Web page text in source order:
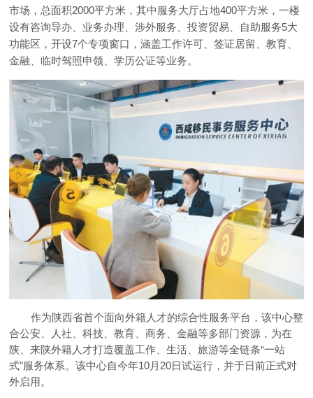
市场，总面积2000平方米，其中服务大厅占地400平方米，一楼
设有咨询导办、业务办理、涉外服务、投资贸易、自助服务5大
功能区，开设7个专项窗口，涵盖工作许可、签证居留、教育、
金融、临时驾照申领、学历公证等业务。
作为陕西省首个面向外籍人才的综合性服务平台，该中心整
合公安、人社、科技、教育、商务、金融等多部门资源，为在
陕、来陕外籍人才打造覆盖工作、生活、旅游等全链条“一站
式”服务体系。该中心自今年10月20日试运行，并于日前正式对
外启用。